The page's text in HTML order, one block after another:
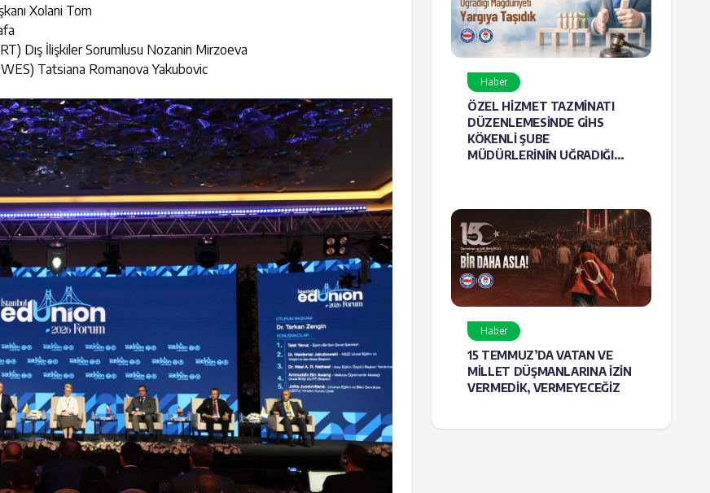
Xolani Tom
Dış İlişkiler Sorumlusu Nozanin Mirzoeva
Tatsiana Romanova Yakubovic
Haber
ÖZEL HİZMET TAZMİNATI
DÜZENLEMESİNDE GİHS
KÖKENLİ ŞUBE
MÜDÜRLERİNİN UĞRADIĞI
Haber
15 TEMMUZ’DA VATAN VE
MİLLET DÜŞMANLARINA İZİN
VERMEDİK, VERMEYECEĞİZ